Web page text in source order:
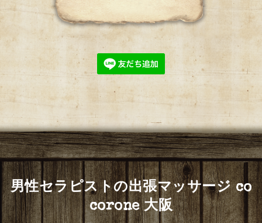
男性セラピストの出張マッサージ co
corone 大阪